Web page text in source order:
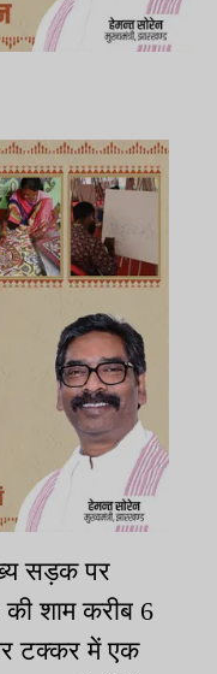
सड़क पर
शाम करीब 6
टक्कर में एक